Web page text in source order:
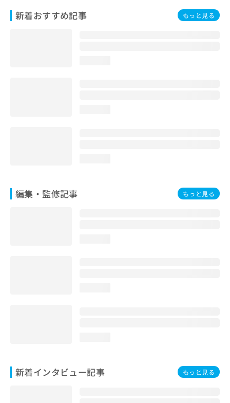
新着おすすめ記事 もっと見る
編集・監修記事 もっと見る
新着インタビュー記事 もっと見る
問